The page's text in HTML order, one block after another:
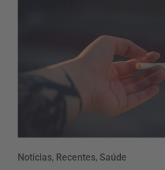
Notícias, Recentes, Saúde